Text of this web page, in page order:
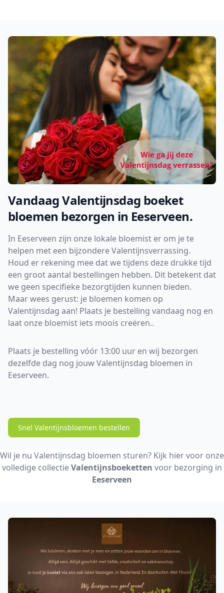
Vandaag Valentijnsdag boeket
bloemen bezorgen in Eeserveen.
In Eeserveen zijn onze lokale bloemist er om je te
helpen met een bijzondere Valentijnsverrassing.
Houd er rekening mee dat we tijdens deze drukke tijd
een groot aantal bestellingen hebben. Dit betekent dat
we geen specifieke bezorgtijden kunnen bieden.
Maar wees gerust: je bloemen komen op
Valentijnsdag aan! Plaats je bestelling vandaag nog en
laat onze bloemist iets moois creëren..
Plaats je bestelling vóór 13:00 uur en wij bezorgen
dezelfde dag nog jouw Valentijnsdag bloemen in
Eeserveen.
Snel Valentijnsbloemen bestellen
Wil je nu Valentijnsdag bloemen sturen? Kijk hier voor onze
volledige collectieValentijnsboeketten voor bezorging in
Eeserveen